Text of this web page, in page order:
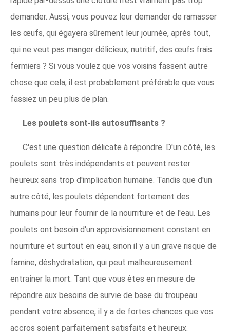
demander. Aussi, vous pouvez leur demander de ramasser
les œufs, qui égayera sûrement leur journée, après tout,
qui ne veut pas manger délicieux, nutritif, des œufs frais
fermiers ? Si vous voulez que vos voisins fassent autre
chose que cela, il est probablement préférable que vous
fassiez un peu plus de plan.
Les poulets sont-ils autosuffisants ?
C'est une question délicate à répondre. D'un côté, les
poulets sont très indépendants et peuvent rester
heureux sans trop d'implication humaine. Tandis que d'un
autre côté, les poulets dépendent fortement des
humains pour leur fournir de la nourriture et de l'eau. Les
poulets ont besoin d'un approvisionnement constant en
nourriture et surtout en eau, sinon il y a un grave risque de
famine, déshydratation, qui peut malheureusement
entraîner la mort. Tant que vous êtes en mesure de
répondre aux besoins de survie de base du troupeau
pendant votre absence, il y a de fortes chances que vos
accros soient parfaitement satisfaits et heureux.